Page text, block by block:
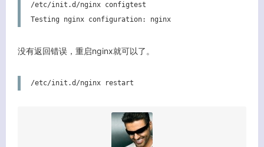
/etc/init.d/nginx configtest
Testing nginx configuration: nginx
没有返回错误，重启nginx就可以了。
/etc/init.d/nginx restart